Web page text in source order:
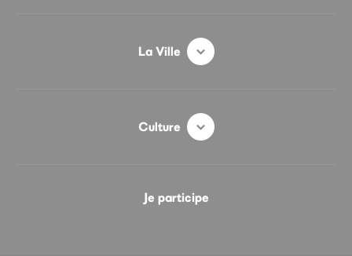
La Ville
Culture
Je participe